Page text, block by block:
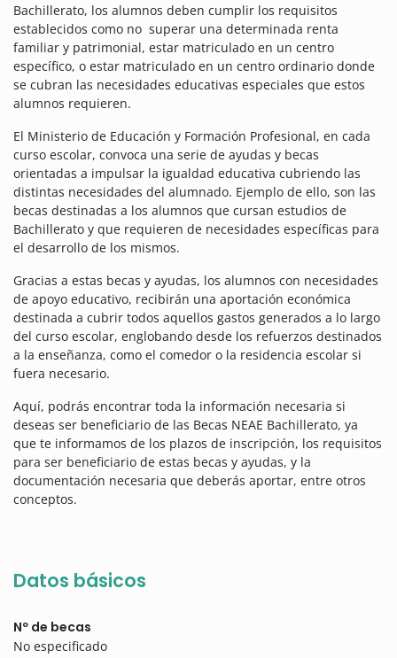
Bachillerato, los alumnos deben cumplir los requisitos
establecidos como no superar una determinada renta
familiar y patrimonial, estar matriculado en un centro
específico, o estar matriculado en un centro ordinario donde
se cubran las necesidades educativas especiales que estos
alumnos requieren.
El Ministerio de Educación y Formación Profesional, en cada
curso escolar, convoca una serie de ayudas y becas
orientadas a impulsar la igualdad educativa cubriendo las
distintas necesidades del alumnado. Ejemplo de ello, son las
becas destinadas a los alumnos que cursan estudios de
Bachillerato y que requieren de necesidades específicas para
el desarrollo de los mismos.
Gracias a estas becas y ayudas, los alumnos con necesidades
de apoyo educativo, recibirán una aportación económica
destinada a cubrir todos aquellos gastos generados a lo largo
del curso escolar, englobando desde los refuerzos destinados
a la enseñanza, como el comedor o la residencia escolar si
fuera necesario.
Aquí, podrás encontrar toda la información necesaria si
deseas ser beneficiario de las Becas NEAE Bachillerato, ya
que te informamos de los plazos de inscripción, los requisitos
para ser beneficiario de estas becas y ayudas, y la
documentación necesaria que deberás aportar, entre otros
conceptos.
Datos básicos
Nº de becas
No especificado